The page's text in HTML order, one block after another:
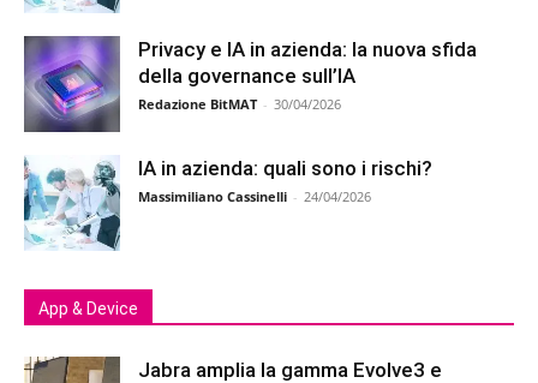
Privacy e IA in azienda: la nuova sfida
della governance sull’IA
Redazione BitMAT - 30/04/2026
IA in azienda: quali sono i rischi?
Massimiliano Cassinelli - 24/04/2026
App & Device
Jabra amplia la gamma Evolve3 e